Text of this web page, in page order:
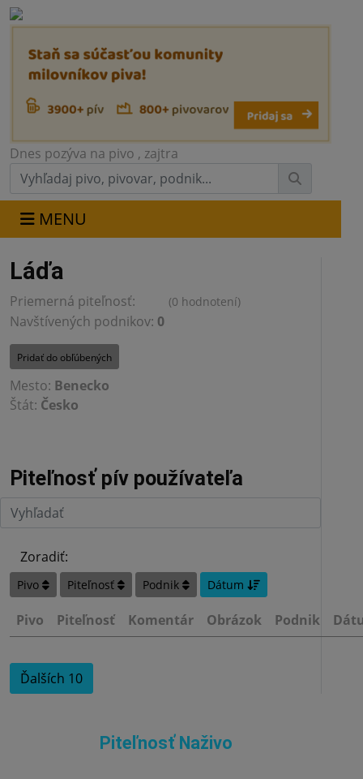
Dnes pozýva na pivo , zajtra
MENU
Láďa
Priemerná piteľnosť: (0 hodnotení)
Navštívených podnikov: 0
Pridať do obľúbených
Mesto: Benecko
Štát: Česko
Piteľnosť pív používateľa
Zoradiť:
Pivo Piteľnosť Podnik Dátum
Pivo Piteľnosť Komentár Obrázok Podnik
Ďalších 10
Piteľnosť Naživo